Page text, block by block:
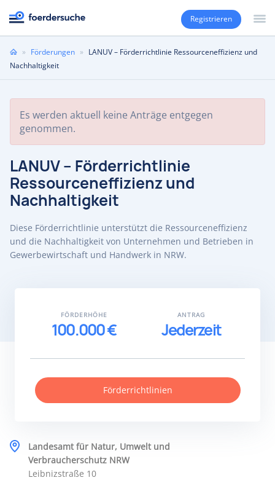
Registrieren
Sie
sind
» Förderungen » LANUV – Förderrichtlinie Ressourceneffizienz und
Nachhaltigkeit
Es werden aktuell keine Anträge entgegen
genommen.
LANUV – Förderrichtlinie
Ressourceneffizienz und
Nachhaltigkeit
Diese Förderrichtlinie unterstützt die Ressourceneffizienz
und die Nachhaltigkeit von Unternehmen und Betrieben in
Gewerbewirtschaft und Handwerk in NRW.
Landesamt für Natur, Umwelt und
Verbraucherschutz NRW
Leibnizstraße 10
FÖRDERHÖHE
100.000 €
ANTRAG
Jederzeit
Förderrichtlinien